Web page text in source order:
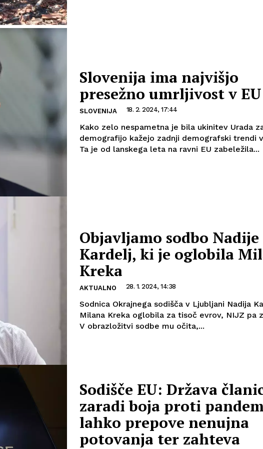
Slovenija ima najvišjo
presežno umrljivost v EU
SLOVENIJA 18. 2. 2024, 17:44
Kako zelo nespametna je bila ukinitev Urada
demografijo kažejo zadnji demografski trendi
Ta je od lanskega leta na ravni EU zabeležila...
Objavljamo sodbo Nadije
Kardelj, ki je oglobila
Kreka
AKTUALNO 28. 1. 2024, 14:38
Sodnica Okrajnega sodišča v Ljubljani Nadija
Milana Kreka oglobila za tisoč evrov, NIJZ pa
V obrazložitvi sodbe mu očita,...
Sodišče EU: Država
zaradi boja proti
lahko prepove nenujna
potovanja ter zahteva